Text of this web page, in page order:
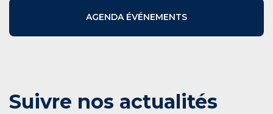
AGENDA ÉVÉNEMENTS
Suivre nos actualités